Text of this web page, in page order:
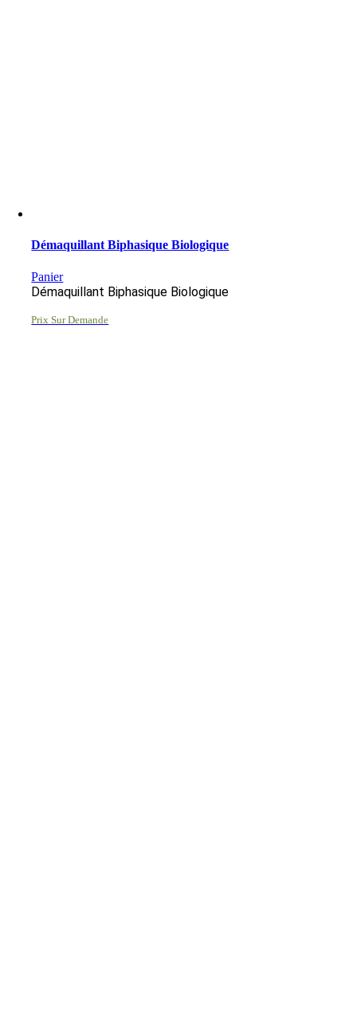
Démaquillant Biphasique Biologique
Panier
Démaquillant Biphasique Biologique
Prix Sur Demande